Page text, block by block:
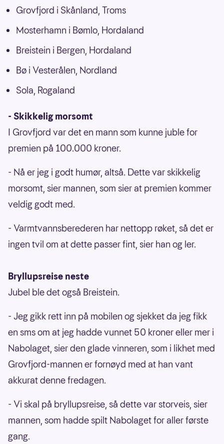
Grovfjord i Skånland, Troms
Mosterhamn i Bømlo, Hordaland
Breistein i Bergen, Hordaland
Bø i Vesterålen, Nordland
Sola, Rogaland
- Skikkelig morsomt
I Grovfjord var det en mann som kunne juble for
premien på 100.000 kroner.
- Nå er jeg i godt humør, altså. Dette var skikkelig
morsomt, sier mannen, som sier at premien kommer
veldig godt med.
- Varmtvannsberederen har nettopp røket, så det er
ingen tvil om at dette passer fint, sier han og ler.
Bryllupsreise neste
Jubel ble det også Breistein.
- Jeg gikk rett inn på mobilen og sjekket da jeg fikk
en sms om at jeg hadde vunnet 50 kroner eller mer i
Nabolaget, sier den glade vinneren, som i likhet med
Grovfjord-mannen er fornøyd med at han vant
akkurat denne fredagen.
- Vi skal på bryllupsreise, så dette var storveis, sier
mannen, som hadde spilt Nabolaget for aller første
gang.